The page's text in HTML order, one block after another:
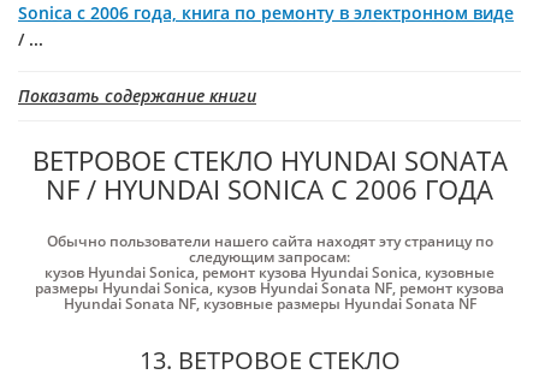
Sonica с 2006 года, книга по ремонту в электронном виде
/ ...
Показать содержание книги
ВЕТРОВОЕ СТЕКЛО HYUNDAI SONATA
NF / HYUNDAI SONICA С 2006 ГОДА
Обычно пользователи нашего сайта находят эту страницу по
следующим запросам:
кузов Hyundai Sonica, ремонт кузова Hyundai Sonica, кузовные
размеры Hyundai Sonica, кузов Hyundai Sonata NF, ремонт кузова
Hyundai Sonata NF, кузовные размеры Hyundai Sonata NF
13. ВЕТРОВОЕ СТЕКЛО